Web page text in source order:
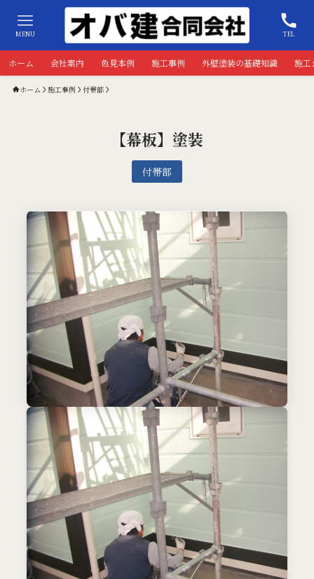
TEL
MENU
ホーム 会社案内 色見本例 施工事例 外壁塗装の基礎知識 施工
ホーム 施工事例 付帯部
【幕板】塗装
付帯部